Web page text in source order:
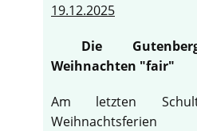
19.12.2025
Die
Weihnachten "fair"
Am letzten